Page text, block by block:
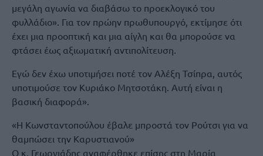
μεγάλη αγωνία να διαβάσω το προεκλογικό του
φυλλάδιο». Για τον πρώην πρωθυπουργό, εκτίμησε ότι
έχει μια προοπτική και μια αίγλη και θα μπορούσε να
φτάσει έως αξιωματική αντιπολίτευση.
Εγώ δεν έχω υποτιμήσει ποτέ τον Αλέξη Τσίπρα, αυτός
υποτιμούσε τον Κυριάκο Μητσοτάκη. Αυτή είναι η
βασική διαφορά».
«Η Κωνσταντοπούλου έβαλε μπροστά τον Ρούτσι για να
θαμπώσει την Καρυστιανού»
Ο κ. Γεωργιάδης αναφέρθηκε επίσης στη Μαρία